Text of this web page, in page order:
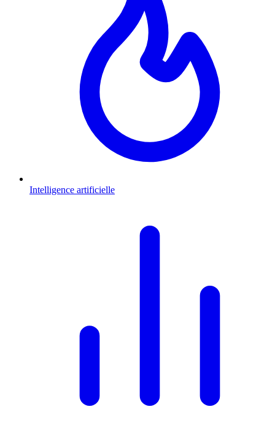
Intelligence artificielle